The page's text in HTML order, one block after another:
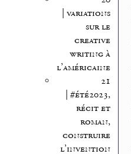
| variations
sur le
creative
writing à
l’américaine
21
| #été2023,
récit et
roman,
construire
l’invention